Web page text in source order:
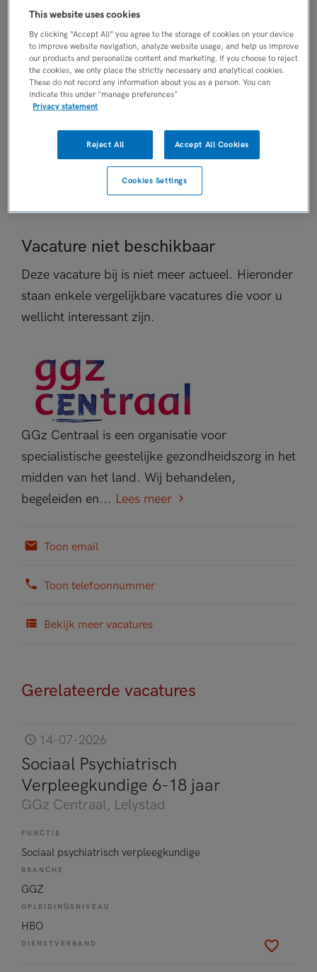
AANSTELLING
Vaste aanstelling
PLAATSINGSDATUM
18 november 2024
NIVEAU
HBO
DIENSTVERBAND
Vacature niet beschikbaar
Deze vacature bij is niet meer actueel. Hieronder
staan enkele vergelijkbare vacatures die voor u
wellicht interessant zijn.
GGz Centraal is een organisatie voor
specialistische geestelijke gezondheidszorg in het
midden van het land. Wij behandelen,
begeleiden en... Lees meer
Toon email
Toon telefoonnummer
Bekijk meer vacatures
Gerelateerde vacatures
14-07-2026
Sociaal Psychiatrisch
Verpleegkundige 6-18 jaar
GGz Centraal, Lelystad
FUNCTIE
Sociaal psychiatrisch verpleegkundige
BRANCHE
GGZ
OPLEIDINGSNIVEAU
HBO
DIENSTVERBAND
This website uses cookies
By clicking “Accept All” you agree to the storage of cookies on your device
to improve website navigation, analyze website usage, and help us improve
our products and personalize content and marketing. If you choose to reject
the cookies, we only place the strictly necessary and analytical cookies.
These do not record any information about you as a person. You can
indicate this under "manage preferences"
Privacy statement
Reject All Accept All Cookies
Cookies Settings